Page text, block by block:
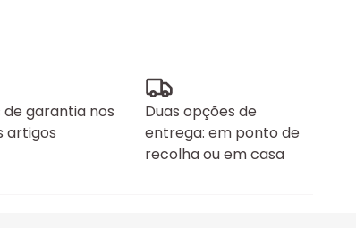
de garantia nos
artigos
Duas opções de
entrega: em ponto de
recolha ou em casa